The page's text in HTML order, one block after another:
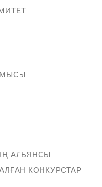
АЛЬЯНСЫ
КОНКУРСТАР